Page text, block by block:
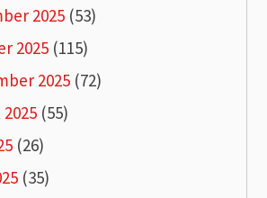
2025 (53)
2025 (115)
2025 (72)
(55)
(26)
(35)